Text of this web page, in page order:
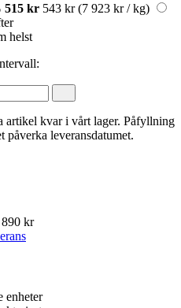
515 kr 543 kr (7 923 kr / kg)
helst
artikel kvar i vårt lager. Påfyllning
påverka leveransdatumet.
kr
enheter